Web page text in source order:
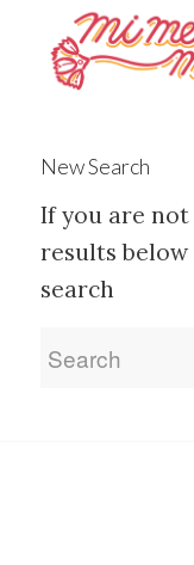
New Search
If you are
results
search